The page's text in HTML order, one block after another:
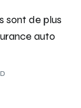
sont de plus
auto